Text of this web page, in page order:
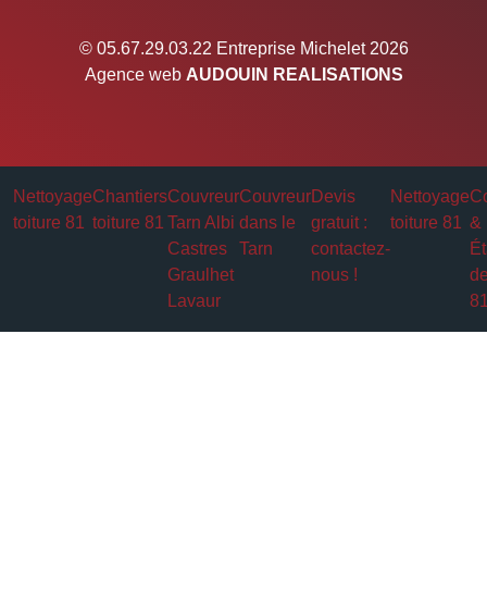
© 05.67.29.03.22 Entreprise Michelet 2026
Agence web AUDOUIN REALISATIONS
Nettoyage
toiture 81
Chantiers
toiture 81
Couvreur
Tarn Albi
Castres
Graulhet
Lavaur
Couvreur
dans le
Tarn
Devis
gratuit :
contactez-
nous !
Nettoyage
toiture 81 &